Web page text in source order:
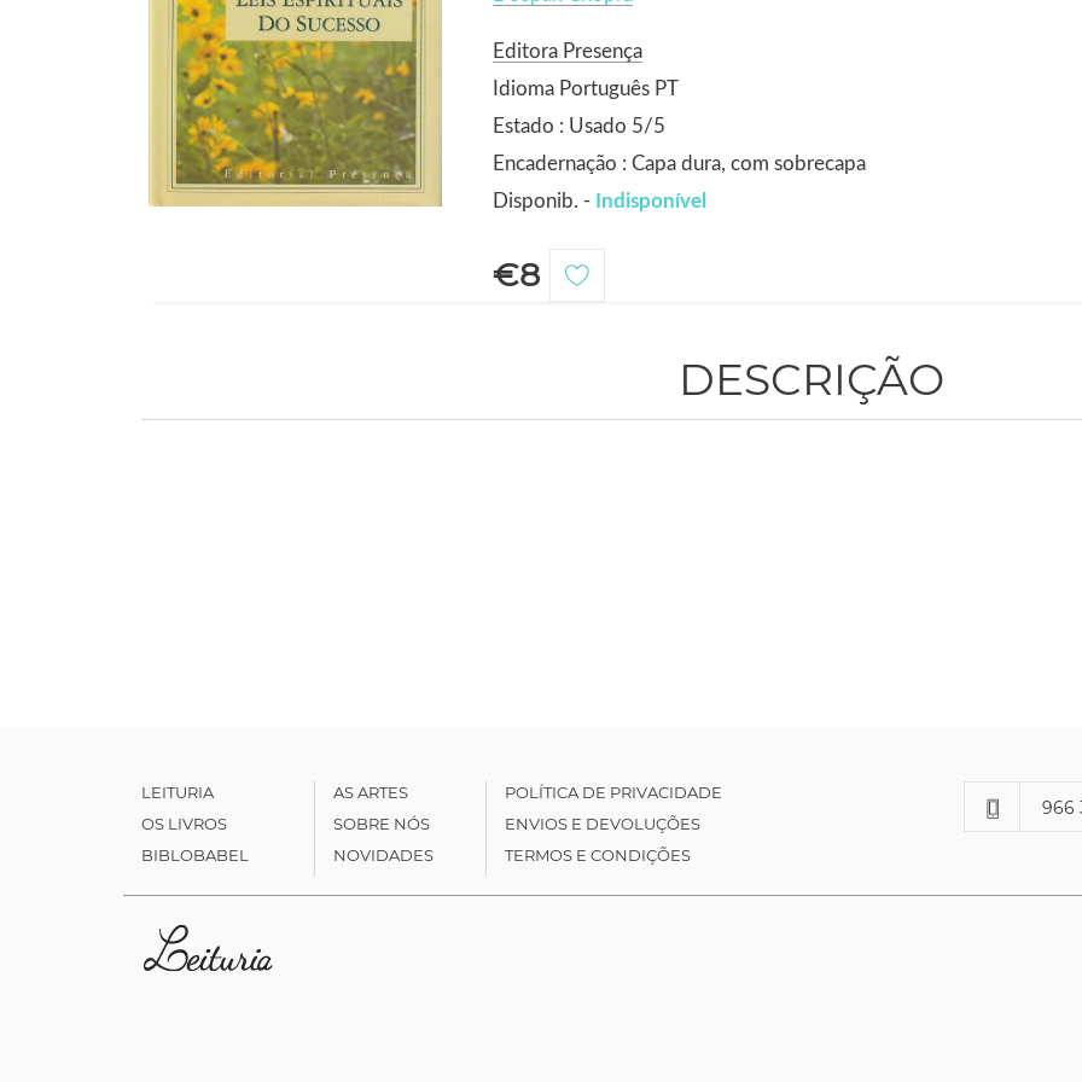
Editora Presença
Idioma Português PT
Estado : Usado 5/5
Encadernação : Capa dura, com sobrecapa
Disponib. - Indisponível
€8
DESCRIÇÃO
LEITURIA
OS LIVROS
BIBLOBABEL
AS ARTES
SOBRE NÓS
NOVIDADES
POLÍTICA DE PRIVACIDADE
ENVIOS E DEVOLUÇÕES
TERMOS E CONDIÇÕES
966